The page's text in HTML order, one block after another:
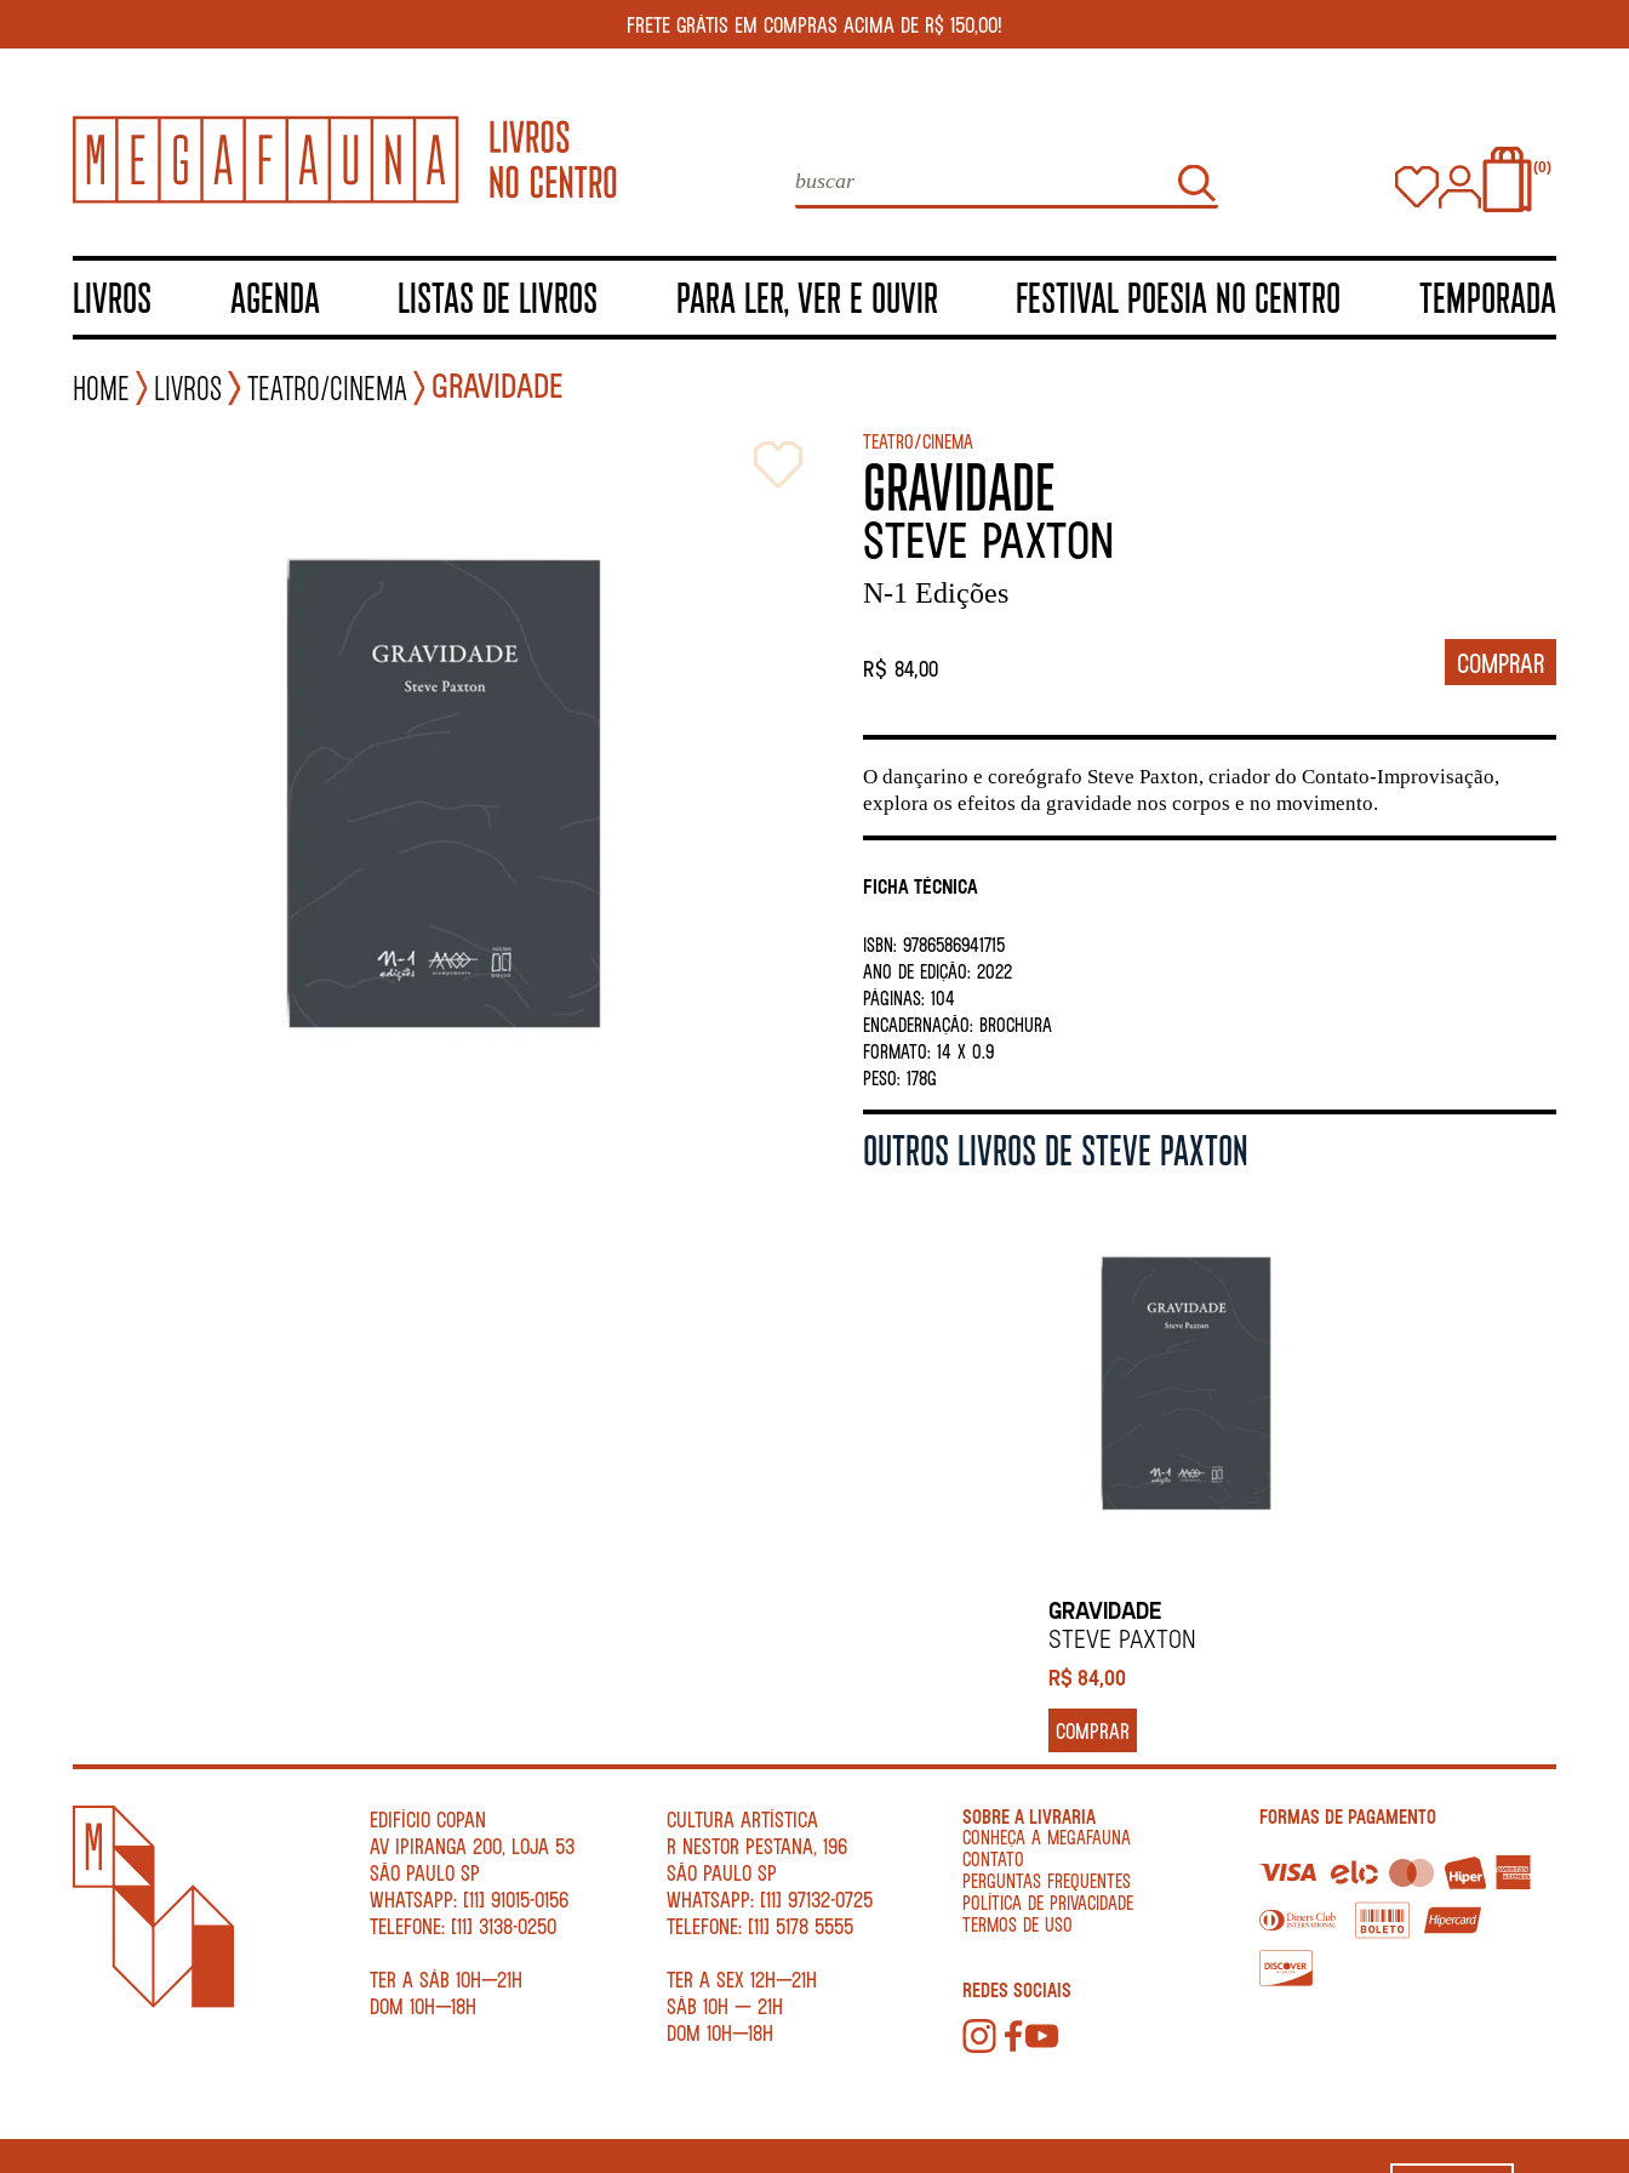
FRETE GRÁTIS EM COMPRAS ACIMA DE R$ 150,00!
0
LIVROS AGENDA LISTAS DE LIVROS PARA LER, VER E OUVIR FESTIVAL POESIA NO CENTRO TEMPORADA
Home Livros Teatro/Cinema GRAVIDADE
Teatro/Cinema
GRAVIDADE
STEVE PAXTON
N-1 Edições
R$ 84,00
Ficha Técnica
ISBN: 9786586941715
ANO DE EDIÇÃO: 2022
PÁGINAS: 104
ENCADERNAÇÃO: BROCHURA
FORMATO: 14 X 0.9
PESO: 178G
O dançarino e coreógrafo Steve Paxton, criador do Contato-Improvisação,
explora os efeitos da gravidade nos corpos e no movimento.
OUTROS LIVROS DE STEVE PAXTON
GRAVIDADE
STEVE PAXTON
R$84,00
COMPRAR
EDIFÍCIO COPAN
AV IPIRANGA 200, LOJA 53
SÃO PAULO SP
WHATSAPP: [11] 91015-0156
TELEFONE: [11] 3138-0250
TER A SÁB 10H—21H
DOM 10H—18H
CULTURA ARTÍSTICA
R NESTOR PESTANA, 196
SÃO PAULO SP
WHATSAPP: [11] 97132-0725
TELEFONE: [11] 5178 5555
TER A SEX 12H—21H
SÁB 10H — 21H
DOM 10H—18H
SOBRE A LIVRARIA
CONHEÇA A MEGAFAUNA
CONTATO
PERGUNTAS FREQUENTES
POLÍTICA DE PRIVACIDADE
TERMOS DE USO
REDES SOCIAIS
FORMAS DE PAGAMENTO